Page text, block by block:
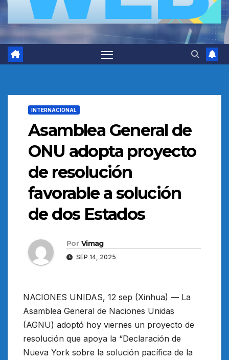
INTERNACIONAL
Asamblea General de
ONU adopta proyecto
de resolución
favorable a solución
de dos Estados
Por Vimag
SEP 14, 2025
NACIONES UNIDAS, 12 sep (Xinhua) — La
Asamblea General de Naciones Unidas
(AGNU) adoptó hoy viernes un proyecto de
resolución que apoya la “Declaración de
Nueva York sobre la solución pacífica de la